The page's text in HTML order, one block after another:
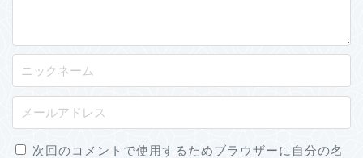
次回のコメントで使用するためブラウザーに自分の名